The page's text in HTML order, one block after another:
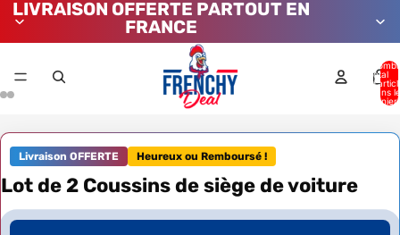
LIVRAISON OFFERTE PARTOUT EN
FRANCE
total
dans le
Livraison OFFERTE Heureux ou Remboursé !
Lot de 2 Coussins de siège de voiture